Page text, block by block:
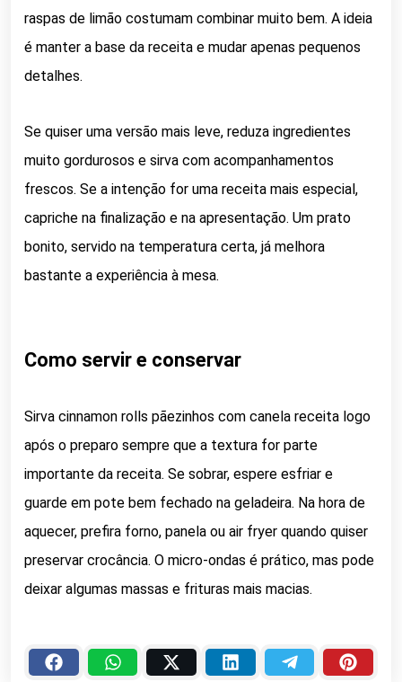
raspas de limão costumam combinar muito bem. A ideia
é manter a base da receita e mudar apenas pequenos
detalhes.
Se quiser uma versão mais leve, reduza ingredientes
muito gordurosos e sirva com acompanhamentos
frescos. Se a intenção for uma receita mais especial,
capriche na finalização e na apresentação. Um prato
bonito, servido na temperatura certa, já melhora
bastante a experiência à mesa.
Como servir e conservar
Sirva cinnamon rolls pãezinhos com canela receita logo
após o preparo sempre que a textura for parte
importante da receita. Se sobrar, espere esfriar e
guarde em pote bem fechado na geladeira. Na hora de
aquecer, prefira forno, panela ou air fryer quando quiser
preservar crocância. O micro-ondas é prático, mas pode
deixar algumas massas e frituras mais macias.